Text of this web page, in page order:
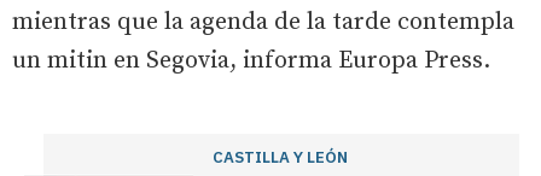
mientras que la agenda de la tarde contempla
un mitin en Segovia, informa Europa Press.
CASTILLA Y LEÓN